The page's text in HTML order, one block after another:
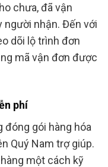
chưa, đã vận
người nhận. Đến với
dõi lộ trình đơn
mã vận đơn được
phí
đóng gói hàng hóa
Quý Nam trợ giúp.
một cách kỹ